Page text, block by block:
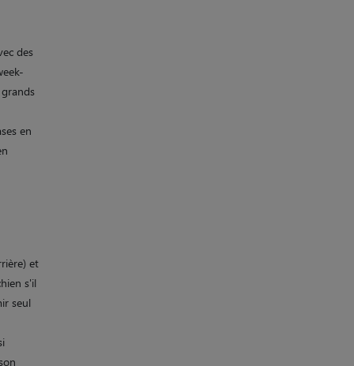
des
en
et
s'il
seul